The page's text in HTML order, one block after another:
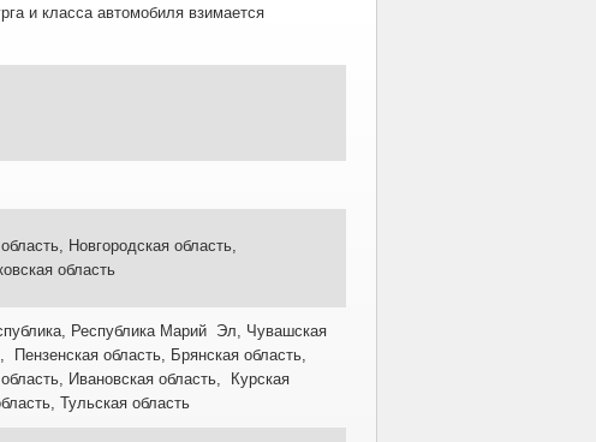
и класса автомобиля взимается
Новгородская область,
область
Республика Марий Эл, Чувашская
область, Брянская область,
Ивановская область, Курская
Тульская область